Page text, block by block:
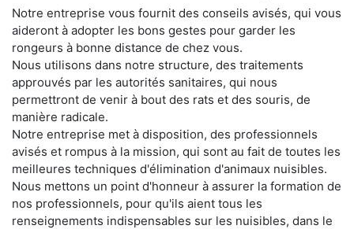
Notre entreprise vous fournit des conseils avisés, qui vous
aideront à adopter les bons gestes pour garder les
rongeurs à bonne distance de chez vous.
Nous utilisons dans notre structure, des traitements
approuvés par les autorités sanitaires, qui nous
permettront de venir à bout des rats et des souris, de
manière radicale.
Notre entreprise met à disposition, des professionnels
avisés et rompus à la mission, qui sont au fait de toutes les
meilleures techniques d'élimination d'animaux nuisibles.
Nous mettons un point d'honneur à assurer la formation de
nos professionnels, pour qu'ils aient tous les
renseignements indispensables sur les nuisibles, dans le